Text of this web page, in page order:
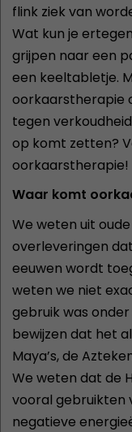
flink ziek van
Wat kun je
grijpen naar een
een keeltabletje.
oorkaarstherapie
tegen
op komt zetten?
oorkaarstherapie!
Waar komt
We weten uit
overleveringen
eeuwen wordt
weten we niet
gebruik was
bewijzen dat het
Maya’s, de
We weten dat de
vooral gebruikten
negatieve